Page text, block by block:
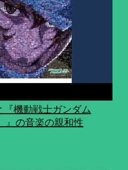
『機動戦士ガンダム
』の音楽の親和性